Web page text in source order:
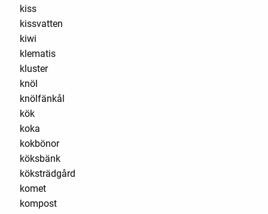
kiss
kissvatten
kiwi
klematis
kluster
knöl
knölfänkål
kök
koka
kokbönor
köksbänk
köksträdgård
komet
kompost